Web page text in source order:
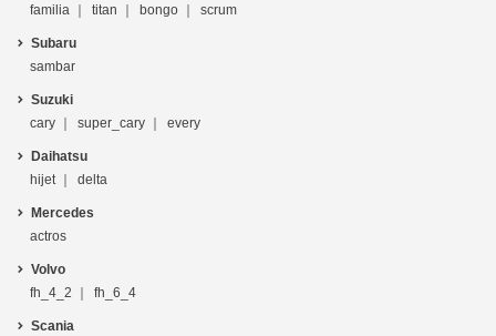
familia
titan bongo scrum
Subaru
sambar
Suzuki
cary
super_cary every
Daihatsu
hijet
delta
Mercedes
actros
Volvo
fh_4_2
fh_6_4
Scania